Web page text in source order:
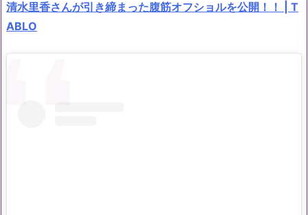
清水里香さんが引き締まった腹筋オフショルを公開！！ | T
ABLO